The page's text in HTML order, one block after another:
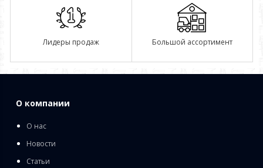
Лидеры продаж Большой ассортимент
О компании
О нас
Новости
Статьи